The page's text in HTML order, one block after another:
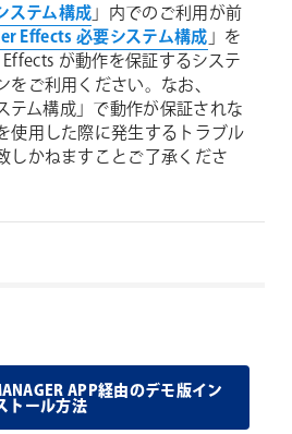
ステム構成」内でのご利用が前
Effects 必要システム構成」を
が動作を保証するシステ
ご利用ください。なお、
テム構成」で動作が保証されな
使用した際に発生するトラブル
しかねますことご了承くださ
APP経由のデモ版イン
トール方法